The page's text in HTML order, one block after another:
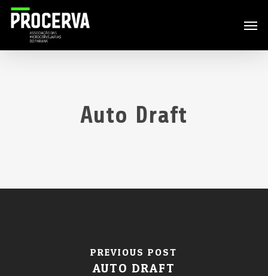
Skip
to
Auto Draft
PREVIOUS POST
AUTO DRAFT